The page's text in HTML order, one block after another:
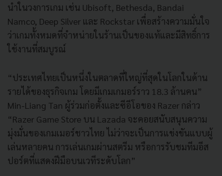
นำในวงการเกม เช่น Ubisoft, Bethesda, Bandai
Namco, Deep Silver และ Rockstar เพื่อสร้างความมั่นใจ
ว่าเกมทั้งหมดที่จำหน่ายในร้านเป็นของแท้และมีสิทธิ์การ
ใช้งานที่สมบูรณ์
“ประเทศไทยเป็นหนึ่งในตลาดที่ใหญ่ที่สุดในโลกในด้าน
รายได้ของธุรกิจเกม โดยมีเกมเกมอร์ราว 18.3 ล้านคน”
Min-Liang Tan ผู้ร่วมก่อตั้งและซีอีโอของ Razer กล่าว
“Razer Game Store บน Lazada จะคอยสนับสนุนความ
มุ่งมั่นของเกมเมอร์ชาวไทย ไม่ว่าจะเป็นการแข่งขันแบบผู้
เล่นหลายคน การเล่นเกมผ่านสตรีม หรือการรับชมทีมอีส
ปอร์ตที่แสดงฝีมือบนเวทีระดับโลก”